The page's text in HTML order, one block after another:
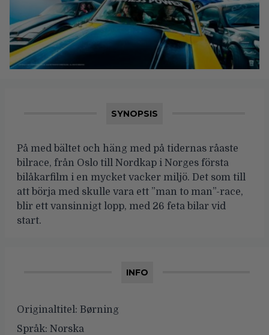
SYNOPSIS
På med bältet och häng med på tidernas råaste
bilrace, från Oslo till Nordkap i Norges första
bilåkarfilm i en mycket vacker miljö. Det som till
att börja med skulle vara ett ”man to man”-race,
blir ett vansinnigt lopp, med 26 feta bilar vid
start.
INFO
Originaltitel: Børning
Språk: Norska